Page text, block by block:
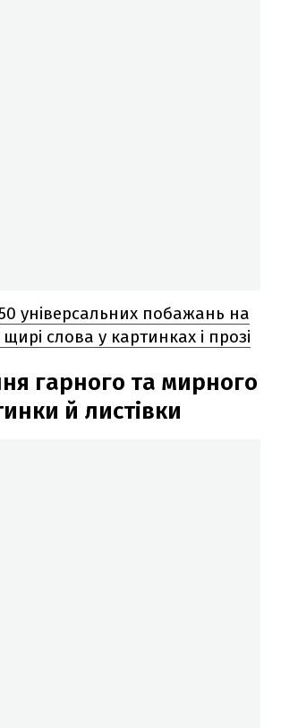
універсальних побажань на
слова у картинках і прозі
гарного та мирного
й листівки